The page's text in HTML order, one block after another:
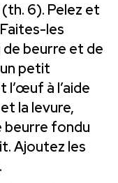
6). Pelez et
les
de beurre et de
petit
l’œuf à l’aide
la levure,
beurre fondu
Ajoutez les